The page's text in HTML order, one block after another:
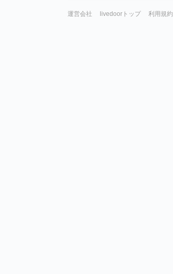
運営会社 livedoorトップ 利用規約